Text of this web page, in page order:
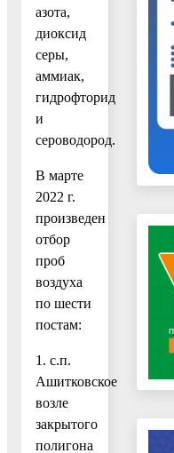
азота,
диоксид
серы,
аммиак,
гидрофторид
и
сероводород.
В марте
2022 г.
произведен
отбор
проб
воздуха
по шести
постам:
1. с.п.
Ашитковское
возле
закрытого
полигона